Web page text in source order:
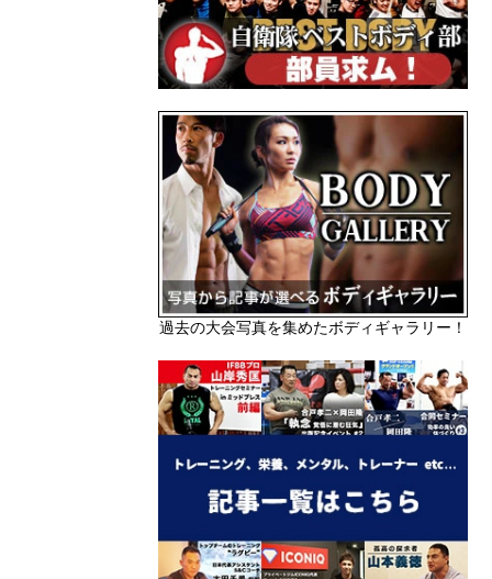
過去の大会写真を集めたボディギャラリー！